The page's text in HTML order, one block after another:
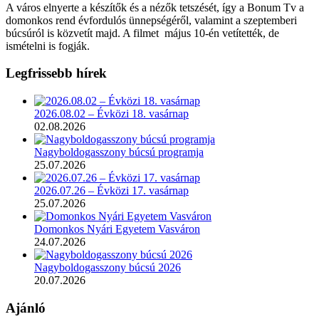
A város elnyerte a készítők és a nézők tetszését, így a Bonum Tv a
domonkos rend évfordulós ünnepségéről, valamint a szeptemberi
búcsúról is közvetít majd. A filmet május 10-én vetítették, de
ismételni is fogják.
Legfrissebb hírek
2026.08.02 – Évközi 18. vasárnap
02.08.2026
Nagyboldogasszony búcsú programja
25.07.2026
2026.07.26 – Évközi 17. vasárnap
25.07.2026
Domonkos Nyári Egyetem Vasváron
24.07.2026
Nagyboldogasszony búcsú 2026
20.07.2026
Ajánló